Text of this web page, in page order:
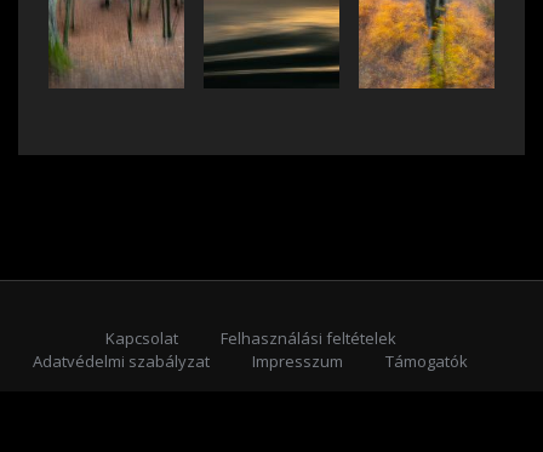
Kapcsolat
Felhasználási feltételek
Adatvédelmi szabályzat
Impresszum
Támogatók